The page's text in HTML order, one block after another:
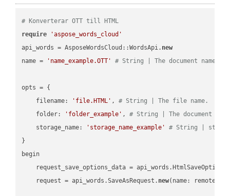
# Konverterar OTT till HTML
require
'aspose_words_cloud'
api_words = AsposeWordsCloud::WordsApi. new
name =
'name_example.OTT' # String | The document name.
opts = {
    filename:
'file.HTML' , # String | The file name.
    folder:
'folder_example' , # String | The document
    storage_name:
'storage_name_example'
# String |
}
begin
request_save_options_data =
    request = api_words.SaveAsRequest.
new(name: